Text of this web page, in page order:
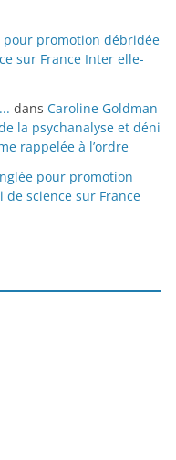
pour promotion débridée
sur France Inter elle-
dans Caroline Goldman
la psychanalyse et déni
rappelée à l’ordre
pour promotion
science sur France